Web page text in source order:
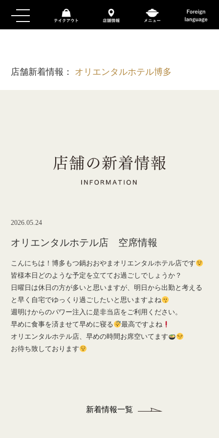
店舗新着情報： オリエンタルホテル博多
2026.05.24
オリエンタルホテル店 空席情報
こんにちは！博多もつ鍋おおやまオリエンタルホテル店です
皆様本日どのような予定を立ててお過ごしでしょうか？
日曜日は休日の方が多いと思いますが、明日から出勤と考える
と早く自宅でゆっくり過ごしたいと思いますよね
週明けからのパワー注入に是非当店をご利用ください。
早めに食事を済ませて早めに寝る
最高ですよね
オリエンタルホテル店、早めの時間お席空いてます
お待ち致しております
新着情報一覧